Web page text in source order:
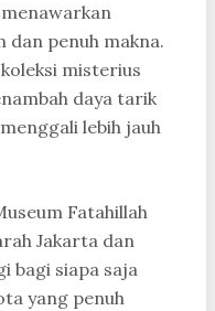
dan penuh makna.
misterius
daya tarik
lebih jauh
Fatahillah
Jakarta dan
bagi siapa saja
yang penuh